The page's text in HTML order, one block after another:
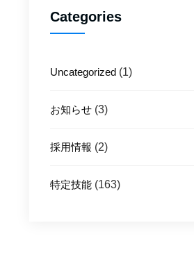
Categories
Uncategorized (1)
お知らせ (3)
採用情報 (2)
特定技能 (163)